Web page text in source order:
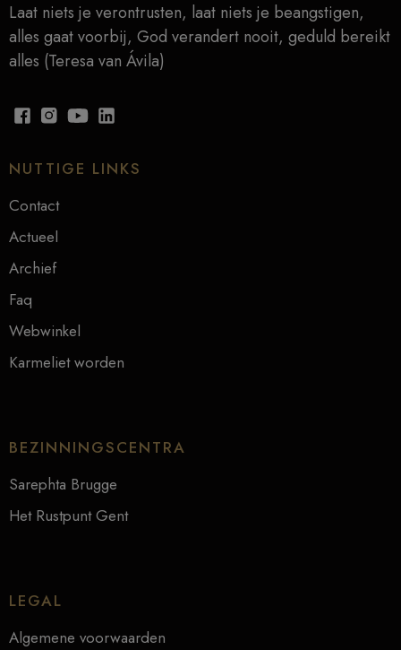
Laat niets je verontrusten, laat niets je beangstigen,
alles gaat voorbij, God verandert nooit, geduld bereikt
alles (Teresa van Ávila)
NUTTIGE LINKS
Contact
Actueel
Archief
Faq
Webwinkel
Karmeliet worden
BEZINNINGSCENTRA
Sarephta Brugge
Het Rustpunt Gent
LEGAL
Algemene voorwaarden